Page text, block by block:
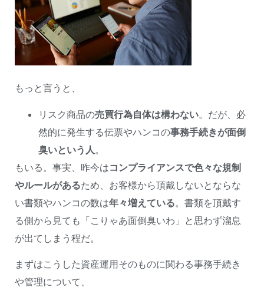
もっと言うと、
リスク商品の売買行為自体は構わない。だが、必
然的に発生する伝票やハンコの事務手続きが面倒
臭いという人 。
もいる。事実、昨今はコンプライアンスで色々な規制
やルールがあるため、お客様から頂戴しないとならな
い書類やハンコの数は年々増えている。書類を頂戴す
る側から見ても「こりゃあ面倒臭いわ」と思わず溜息
が出てしまう程だ。
まずはこうした資産運用そのものに関わる事務手続き
や管理について、